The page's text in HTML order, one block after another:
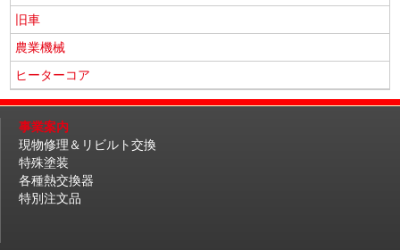
旧車
農業機械
ヒーターコア
事業案内
現物修理＆リビルト交換
特殊塗装
各種熱交換器
特別注文品